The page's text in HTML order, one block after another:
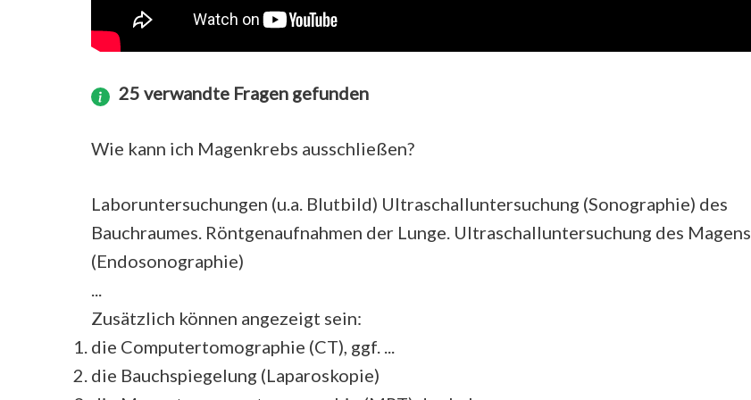
25 verwandte Fragen gefunden
Wie kann ich Magenkrebs ausschließen?
Laboruntersuchungen (u.a. Blutbild) Ultraschalluntersuchung (Sonographie) des
Bauchraumes. Röntgenaufnahmen der Lunge. Ultraschalluntersuchung des Magens
(Endosonographie)
...
Zusätzlich können angezeigt sein:
die Computertomographie (CT), ggf. ...
die Bauchspiegelung (Laparoskopie)